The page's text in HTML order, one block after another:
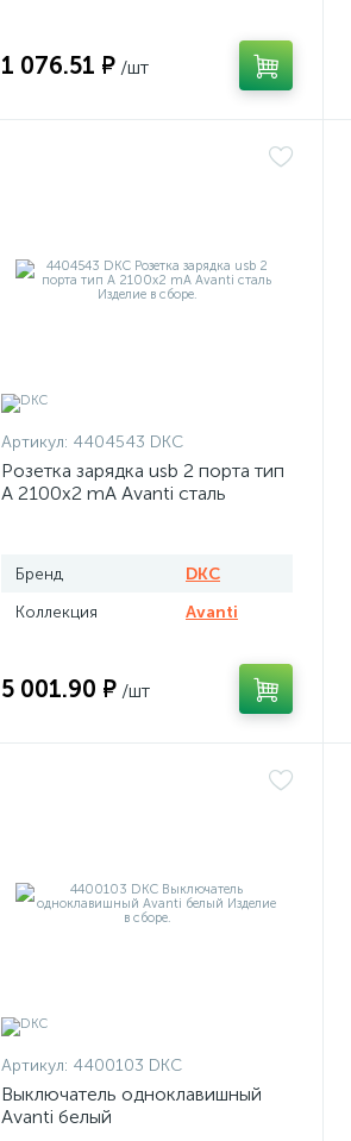
1 076.51 ₽ /шт
Артикул: 4404543 DKC
Розетка зарядка usb 2 порта тип
А 2100х2 mA Avanti сталь
Бренд
DKC
Коллекция
Avanti
5 001.90 ₽ /шт
Артикул: 4400103 DKC
Выключатель одноклавишный
Avanti белый